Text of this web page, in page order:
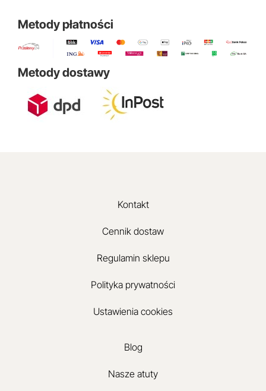
Metody płatności
Metody dostawy
Kontakt
Cennik dostaw
Regulamin sklepu
Polityka prywatności
Ustawienia cookies
Blog
Nasze atuty